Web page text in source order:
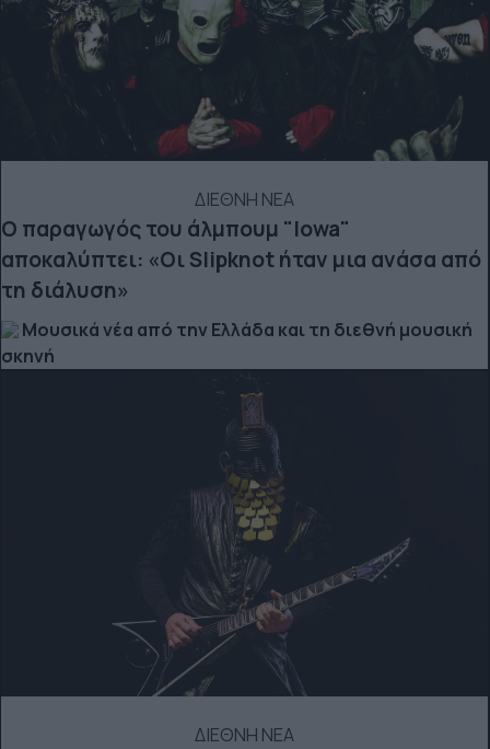
ΔΙΕΘΝΗ ΝΕΑ
Ο παραγωγός του άλμπουμ "Iowa"
αποκαλύπτει: «Οι Slipknot ήταν μια ανάσα από
τη διάλυση»
Μουσικά νέα από την Ελλάδα και τη διεθνή μουσική
σκηνή
ΔΙΕΘΝΗ ΝΕΑ